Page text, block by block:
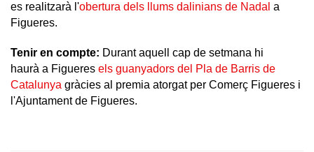
es realitzarà l'obertura dels llums dalinians de Nadal a
Figueres.
Tenir en compte: Durant aquell cap de setmana hi
haurà a Figueres els guanyadors del Pla de Barris de
Catalunya gràcies al premia atorgat per Comerç Figueres i
l'Ajuntament de Figueres.